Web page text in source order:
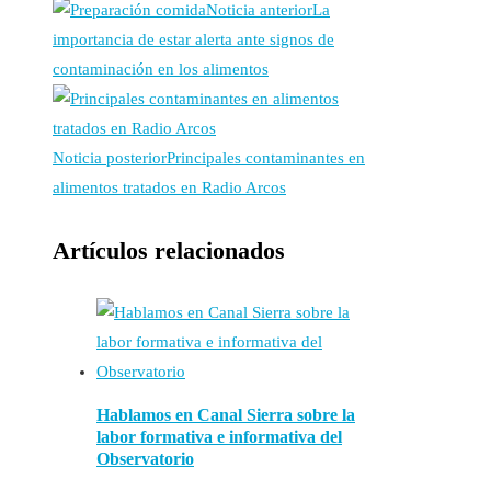
Noticia anteriorLa
importancia de estar alerta ante signos de
contaminación en los alimentos
Noticia posteriorPrincipales contaminantes en
alimentos tratados en Radio Arcos
Artículos relacionados
Hablamos en Canal Sierra sobre la
labor formativa e informativa del
Observatorio